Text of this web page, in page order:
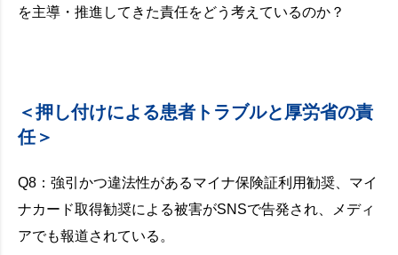
を主導・推進してきた責任をどう考えているのか？
＜押し付けによる患者トラブルと厚労省の責
任＞
Q8：強引かつ違法性があるマイナ保険証利用勧奨、マイ
ナカード取得勧奨による被害がSNSで告発され、メディ
アでも報道されている。